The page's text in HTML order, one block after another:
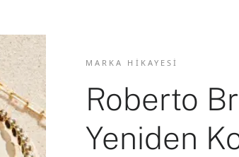
MARKA HIKAYESI
Roberto
Yeniden